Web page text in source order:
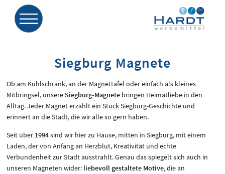
Siegburg Magnete
Ob am Kühlschrank, an der Magnettafel oder einfach als kleines
Mitbringsel, unsere Siegburg-Magnete bringen Heimatliebe in den
Alltag. Jeder Magnet erzählt ein Stück Siegburg-Geschichte und
erinnert an die Stadt, die wir alle so gern haben.
Seit über 1994sind wir hier zu Hause, mitten in Siegburg, mit einem
Laden, der von Anfang an Herzblut, Kreativität und echte
Verbundenheit zur Stadt ausstrahlt. Genau das spiegelt sich auch in
unseren Magneten wider: liebevoll gestaltete Motive, die an